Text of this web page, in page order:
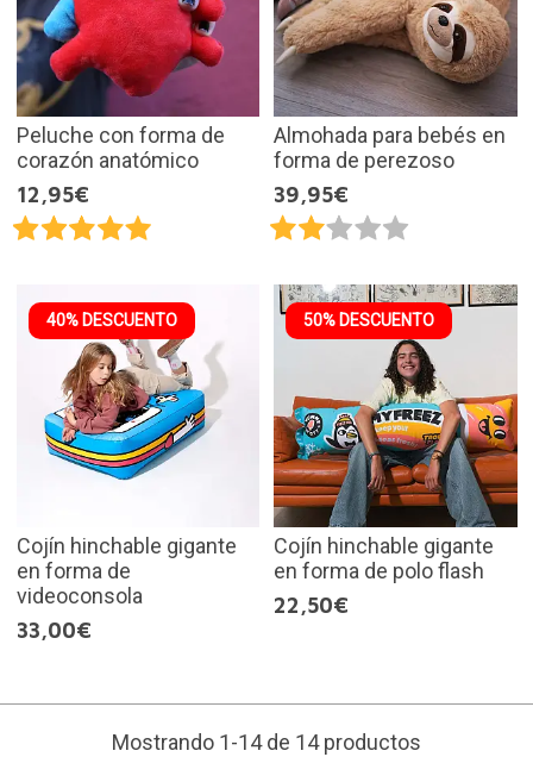
Peluche con forma de
corazón anatómico
12,95€
Almohada para bebés en
forma de perezoso
39,95€
40% DESCUENTO
Cojín hinchable gigante
en forma de
videoconsola
33,00€
50% DESCUENTO
Cojín hinchable gigante
en forma de polo flash
22,50€
Mostrando 1-14 de 14 productos